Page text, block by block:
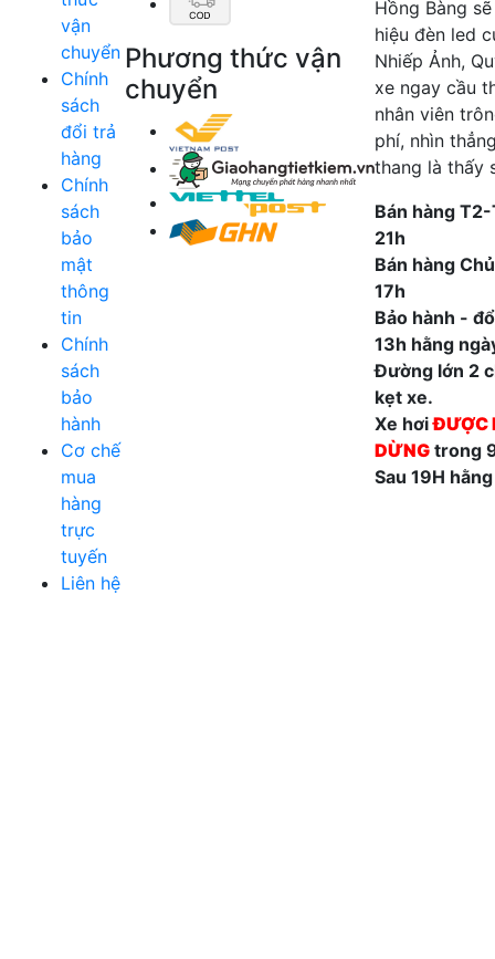
vận
chuyển
Chính
sách
đổi trả
hàng
Chính
sách
bảo
mật
thông
tin
Chính
sách
bảo
hành
Cơ chế
mua
hàng
trực
tuyến
Liên hệ
Phương thức vận
chuyển
Hồng Bàng
hiệu đèn led
Nhiếp Ảnh,
xe ngay cầu
nhân viên
phí, nhìn
thang là thấy
Bán hàng
21h
Bán hàng
17h
Bảo hành -
13h hằng
Đường lớn 2
kẹt xe.
Xe hơiĐƯỢC
DỪNG trong
Sau 19H